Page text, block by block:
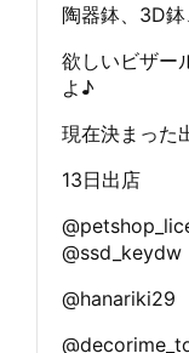
陶器鉢、3D
欲しいビザー
よ♪
現在決まった
13日出店
@ssd_keydw
@hanariki29